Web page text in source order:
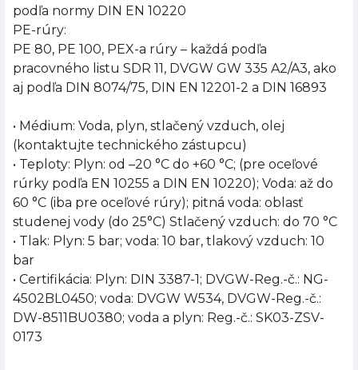
podľa normy DIN EN 10220
PE-rúry:
PE 80, PE 100, PEX-a rúry – každá podľa
pracovného listu SDR 11, DVGW GW 335 A2/A3, ako
aj podľa DIN 8074/75, DIN EN 12201-2 a DIN 16893
• Médium: Voda, plyn, stlačený vzduch, olej
(kontaktujte technického zástupcu)
• Teploty: Plyn: od –20 °C do +60 °C; (pre oceľové
rúrky podľa EN 10255 a DIN EN 10220); Voda: až do
60 °C (iba pre oceľové rúry); pitná voda: oblasť
studenej vody (do 25°C) Stlačený vzduch: do 70 °C
• Tlak: Plyn: 5 bar; voda: 10 bar, tlakový vzduch: 10
bar
• Certifikácia: Plyn: DIN 3387-1; DVGW-Reg.-č.: NG-
4502BL0450; voda: DVGW W534, DVGW-Reg.-č.:
DW-8511BU0380; voda a plyn: Reg.-č.: SK03-ZSV-
0173